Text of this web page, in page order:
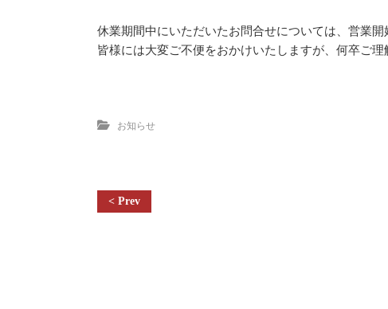
休業期間中にいただいたお問合せについては、営業開
皆様には大変ご不便をおかけいたしますが、何卒ご理
お知らせ
投